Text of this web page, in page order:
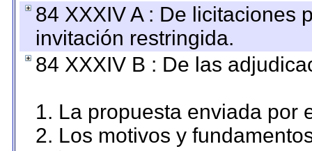
84 XXXIV A : De licitaciones
invitación restringida.
84 XXXIV B : De las
1. La propuesta enviada por
2. Los motivos y